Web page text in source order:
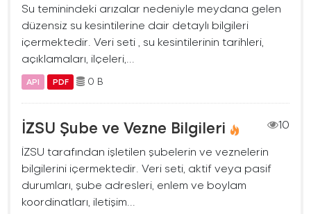
Su teminindeki arızalar nedeniyle meydana gelen
düzensiz su kesintilerine dair detaylı bilgileri
içermektedir. Veri seti , su kesintilerinin tarihleri,
açıklamaları, ilçeleri,...
API PDF 0 B
İZSU Şube ve Vezne Bilgileri
10
İZSU tarafından işletilen şubelerin ve veznelerin
bilgilerini içermektedir. Veri seti, aktif veya pasif
durumları, şube adresleri, enlem ve boylam
koordinatları, iletişim...